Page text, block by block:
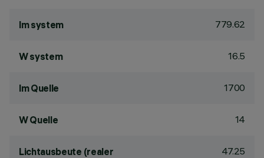
lm system 779.62
W system 16.5
lm Quelle 1700
W Quelle 14
Lichtausbeute (realer
47.25